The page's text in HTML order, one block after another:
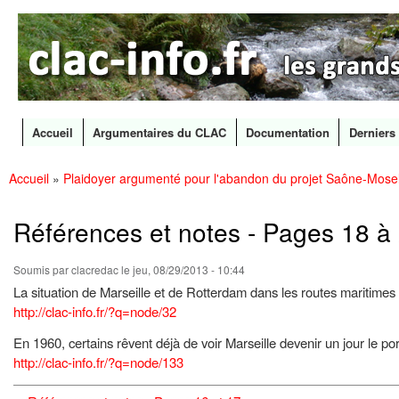
CLAC
Info
Les
grands
canaux
en
Menu principal
Accueil Argumentaires du CLAC Documentation
Accueil » Plaidoyer argumenté pour l'abandon du projet Saône-
Références et notes - Pages 18 à
Soumis parclacredacle jeu, 08/29/2013 - 10:44
La situation de Marseille et de Rotterdam dans les routes
http://clac-info.fr/?q=node/32
En 1960, certains rêvent déjà de voir Marseille devenir un jour le
http://clac-info.fr/?q=node/133